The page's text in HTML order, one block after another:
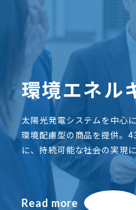
環境エネル
太陽光発電システムを中心
環境配慮型の商品を提供。
に、持続可能な社会の実現
Read more